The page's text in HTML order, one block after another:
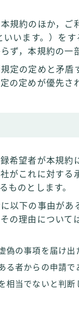
規約のほか，ご
います。）を
ず，本規約の一
定の定めと矛盾
の定めが優先さ
希望者が本規約
がこれに対す
ものとします。
以下の事由が
の理由について
偽の事項を届け出
る者からの申請で
相当でないと判断